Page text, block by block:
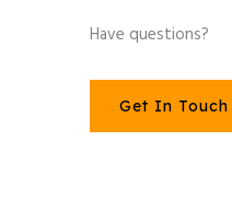
Have questions?
Get In Touch